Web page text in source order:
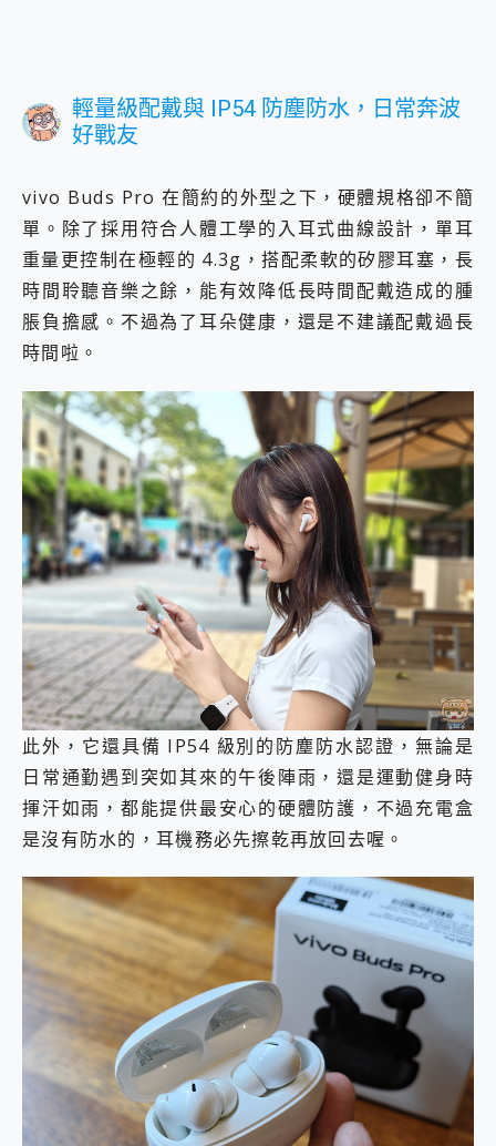
輕量級配戴與 IP54 防塵防水，日常奔波
好戰友
vivo Buds Pro 在簡約的外型之下，硬體規格卻不簡
單。除了採用符合人體工學的入耳式曲線設計，單耳
重量更控制在極輕的 4.3g，搭配柔軟的矽膠耳塞，長
時間聆聽音樂之餘，能有效降低長時間配戴造成的腫
脹負擔感。不過為了耳朵健康，還是不建議配戴過長
時間啦。
此外，它還具備 IP54 級別的防塵防水認證，無論是
日常通勤遇到突如其來的午後陣雨，還是運動健身時
揮汗如雨，都能提供最安心的硬體防護，不過充電盒
是沒有防水的，耳機務必先擦乾再放回去喔。